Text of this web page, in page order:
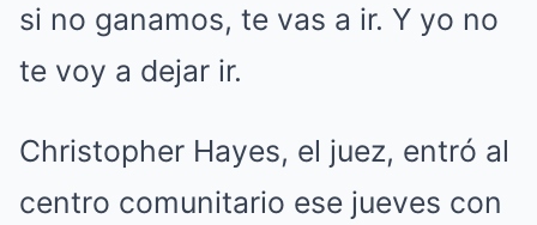
si no ganamos, te vas a ir. Y yo no
te voy a dejar ir.
Christopher Hayes, el juez, entró al
centro comunitario ese jueves con